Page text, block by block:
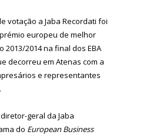
votação a Jaba Recordati foi
europeu de melhor
2013/2014 na final dos EBA
decorreu em Atenas com a
e representantes
geral da Jaba
do European Business